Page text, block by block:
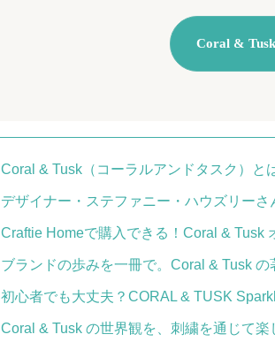
Coral &
Coral & Tusk（コーラルアンドタスク）と
デザイナー・ステファニー・ハウズリーさ
Craftie Homeで購入できる！Coral & Tusk
ブランドの歩みを一冊で。Coral & Tusk の
初心者でも大丈夫？CORAL & TUSK
Coral & Tusk の世界観を、刺繍を通じて楽